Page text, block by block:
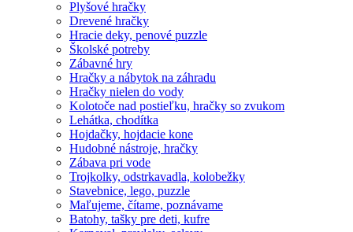
Plyšové hračky
Drevené hračky
Hracie deky, penové puzzle
Školské potreby
Zábavné hry
Hračky a nábytok na záhradu
Hračky nielen do vody
Kolotoče nad postieľku, hračky so zvukom
Lehátka, chodítka
Hojdačky, hojdacie kone
Hudobné nástroje, hračky
Zábava pri vode
Trojkolky, odstrkavadla, kolobežky
Stavebnice, lego, puzzle
Maľujeme, čítame, poznávame
Batohy, tašky pre deti, kufre